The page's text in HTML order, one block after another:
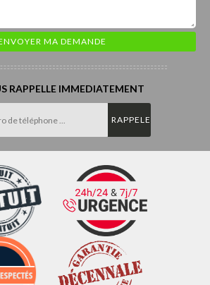
RAPPELLE IMMEDIATEMENT